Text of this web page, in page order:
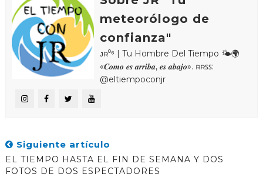
meteorólogo de
confianza"
ᴊʀ⁰⁶ | Tu Hombre Del Tiempo 🌤🌍
«𝑪𝒐𝒎𝒐 𝒆𝒔 𝒂𝒓𝒓𝒊𝒃𝒂, 𝒆𝒔 𝒂𝒃𝒂𝒋𝒐». ʀʀꜱꜱ:
@eltiempoconjr
Siguiente artículo
EL TIEMPO HASTA EL FIN DE SEMANA Y DOS
FOTOS DE DOS ESPECTADORES